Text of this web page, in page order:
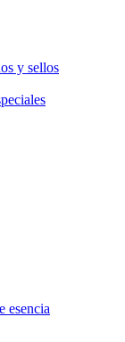
y sellos
esencia